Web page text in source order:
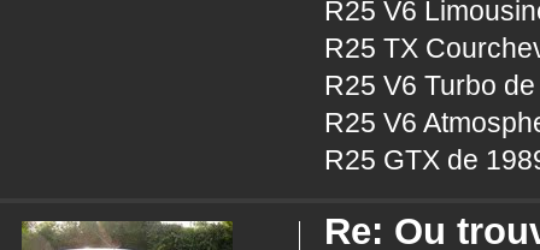
R25 V6
R25 TX
R25 V6 Turbo
R25 V6
R25 GTX de
Re: Ou